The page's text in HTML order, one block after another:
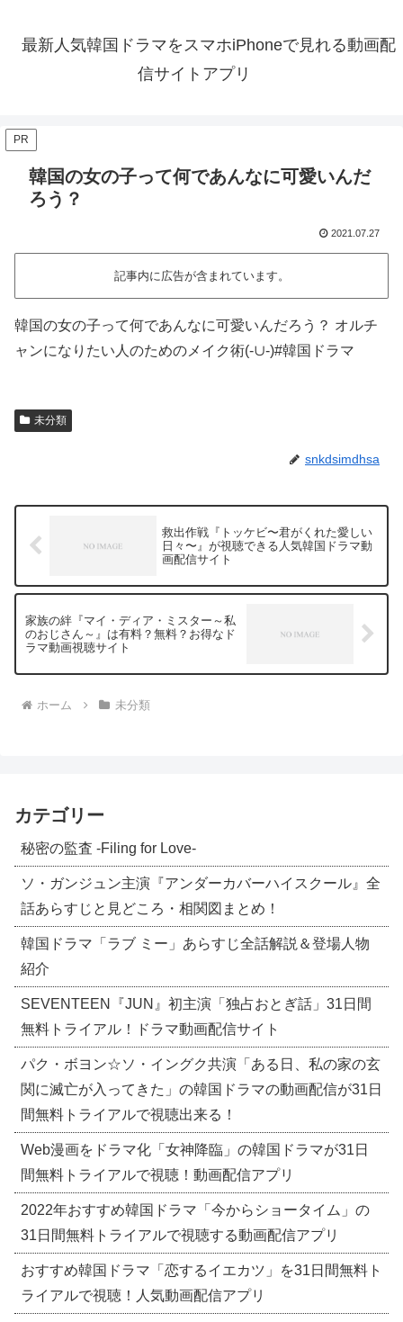
最新人気韓国ドラマをスマホiPhoneで見れる動画配
信サイトアプリ
PR
韓国の女の子って何であんなに可愛いんだ
ろう？
2021.07.27
記事内に広告が含まれています。
韓国の女の子って何であんなに可愛いんだろう？ オルチ
ャンになりたい人のためのメイク術(-∪-)#韓国ドラマ
未分類
snkdsimdhsa
救出作戦『トッケビ〜君がくれた愛しい
日々〜』が視聴できる人気韓国ドラマ動
画配信サイト
家族の絆『マイ・ディア・ミスター～私
のおじさん～』は有料？無料？お得なド
ラマ動画視聴サイト
ホーム 未分類
カテゴリー
秘密の監査 -Filing for Love-
ソ・ガンジュン主演『アンダーカバーハイスクール』全
話あらすじと見どころ・相関図まとめ！
韓国ドラマ「ラブ ミー」あらすじ全話解説＆登場人物
紹介
SEVENTEEN『JUN』初主演「独占おとぎ話」31日間
無料トライアル！ドラマ動画配信サイト
パク・ボヨン☆ソ・イングク共演「ある日、私の家の玄
関に滅亡が入ってきた」の韓国ドラマの動画配信が31日
間無料トライアルで視聴出来る！
Web漫画をドラマ化「女神降臨」の韓国ドラマが31日
間無料トライアルで視聴！動画配信アプリ
2022年おすすめ韓国ドラマ「今からショータイム」の
31日間無料トライアルで視聴する動画配信アプリ
おすすめ韓国ドラマ「恋するイエカツ」を31日間無料ト
ライアルで視聴！人気動画配信アプリ